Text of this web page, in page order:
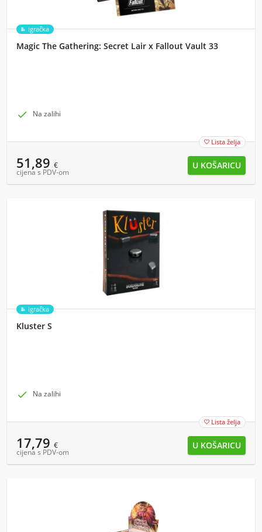
Igračka
Magic The Gathering: Secret Lair x Fallout Vault 33
 Na zalihi
 Lista želja
51,89 €
cijena s PDV-om
Igračka
Kluster S
 Na zalihi
 Lista želja
17,79 €
cijena s PDV-om